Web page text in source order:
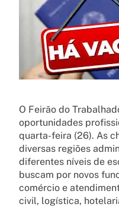
O Feirão do
oportunidades
quarta-feira (26). As
diversas regiões
diferentes níveis de
buscam por novos
comércio e
civil, logística,